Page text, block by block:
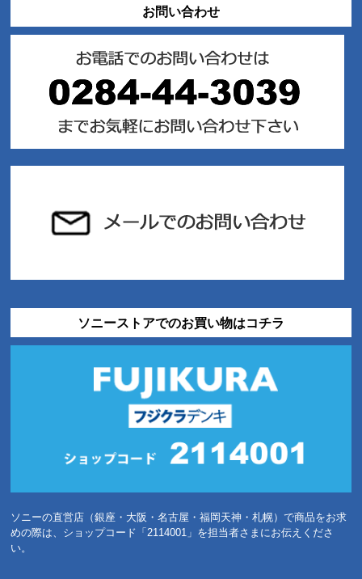
お問い合わせ
ソニーストアでのお買い物はコチラ
ソニーの直営店（銀座・大阪・名古屋・福岡天神・札幌）で商品をお求
めの際は、ショップコード「2114001」を担当者さまにお伝えくださ
い。